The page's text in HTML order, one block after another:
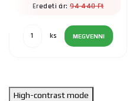
Eredeti ár:94 440 Ft
ks MEGVENNI
High-contrast mode